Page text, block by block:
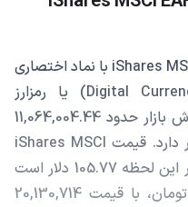
iShares MSCI EAFE Tokenized ETF (Ondo) با نماد اختصاری
(EFAon) یک ارز دیجیتال (Digital Currency) یا رمزارز
(Cryptocurrency) است که با ارزش بازار حدود 11,064,004.44
دلار در رتبه 915 بازار رمز ارزها قرار دارد. قیمت iShares MSCI
EAFE Tokenized ETF (Ondo) در این لحظه 105.77 دلار است
که با احتساب قیمت تتر 0.9991 تومان، با قیمت 20,130,714